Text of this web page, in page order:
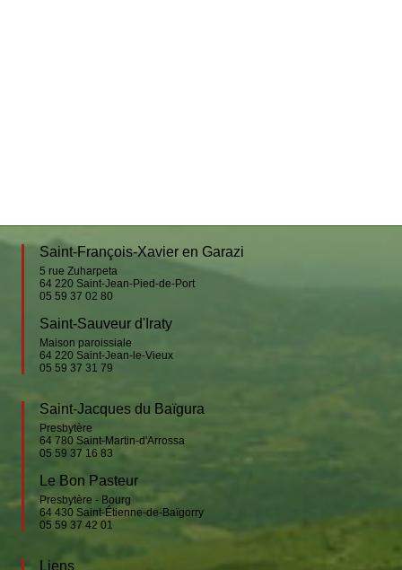
Saint-François-Xavier en Garazi
5 rue Zuharpeta
64 220 Saint-Jean-Pied-de-Port
05 59 37 02 80
Saint-Sauveur d'Iraty
Maison paroissiale
64 220 Saint-Jean-le-Vieux
05 59 37 31 79
Saint-Jacques du Baïgura
Presbytère
64 780 Saint-Martin-d'Arrossa
05 59 37 16 83
Le Bon Pasteur
Presbytère - Bourg
64 430 Saint-Étienne-de-Baïgorry
05 59 37 42 01
Liens